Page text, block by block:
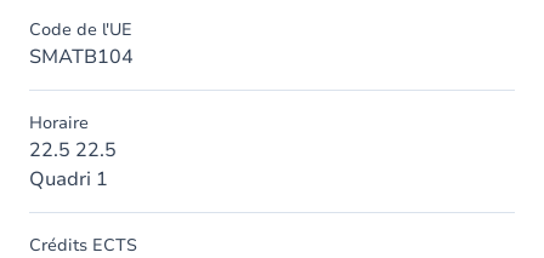
Code de l'UE
SMATB104
Horaire
22.5 22.5
Quadri 1
Crédits ECTS